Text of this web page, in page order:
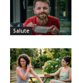
Salute